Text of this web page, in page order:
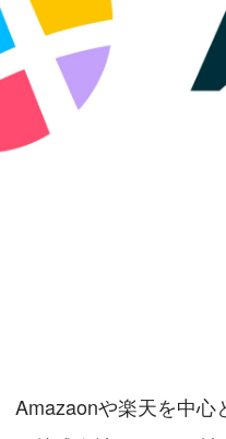
Amazaonや楽天を中心